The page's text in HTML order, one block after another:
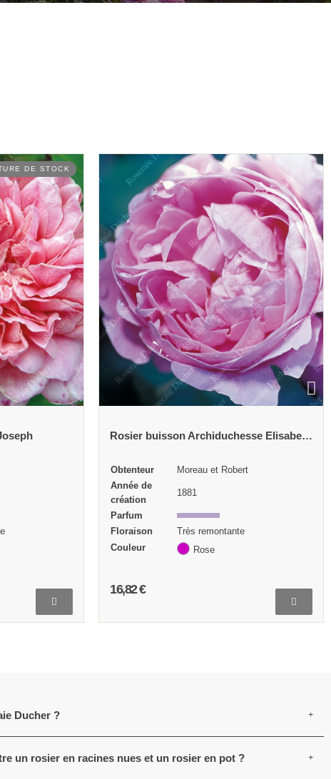
Rosier buisson Ardoisée de Lyon
Année de
création
Parfum
Floraison
Très remontante
Couleur
Rose
Exposition
Mi-ombre Soleil
16,82 €
Ducher ?
un rosier en racines nues et un rosier en pot ?